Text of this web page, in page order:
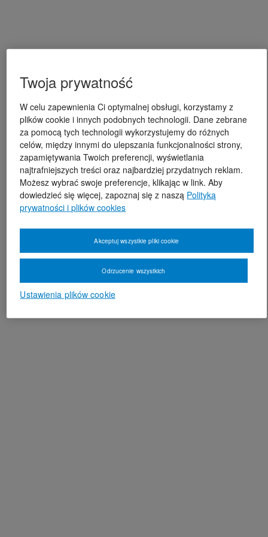
Twoja prywatność
W celu zapewnienia Ci optymalnej obsługi, korzystamy z
plików cookie i innych podobnych technologii. Dane zebrane
za pomocą tych technologii wykorzystujemy do różnych
celów, między innymi do ulepszania funkcjonalności strony,
zapamiętywania Twoich preferencji, wyświetlania
najtrafniejszych treści oraz najbardziej przydatnych reklam.
Możesz wybrać swoje preferencje, klikając w link. Aby
dowiedzieć się więcej, zapoznaj się z naszą Polityką
prywatności i plików cookies
Ustawienia plików cookie
Odrzucenie wszystkich
Akceptuj wszystkie pliki cookie